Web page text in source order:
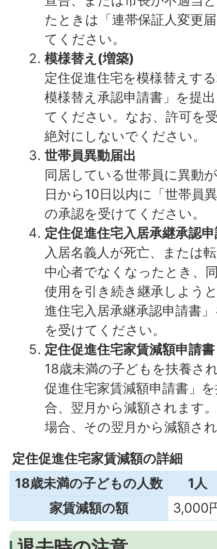
たときは「連帯保証人変更
てください。
模様替え(増築)
定住促進住宅を模様替えす
模様替え承認申請書」を提
てください。なお、許可を
絶対にしないでください。
世帯員異動届出
同居している世帯員に異動
日から10日以内に「世帯員
の承認を受けてください。
定住促進住宅入居承継承認
入居名義人が死亡、または
中心者でなくなったとき、
使用を引き続き継承しよう
進住宅入居承継承認申請書
を受けてください。
定住促進住宅家賃減額申請書
18歳未満の子どもを扶養さ
促進住宅家賃減額申請書」
合、翌月から減額されます
場合、その翌月から減額さ
定住促進住宅家賃減額の詳細
18歳未満の子どもの人数
1人
家賃減額の額
3,000